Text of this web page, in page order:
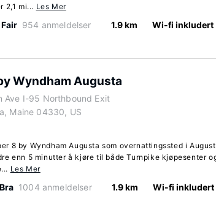
2,1 mi... Les Mer
Fair 954 anmeldelser 1.9 km Wi-fi inkludert
Wyndham Augusta
Ave I-95 Northbound Exit
Maine 04330, US
8 by Wyndham Augusta som overnattingssted i
enn 5 minutter å kjøre til både Turnpike kjøpesenter
Les Mer
Bra 1004 anmeldelser 1.9 km Wi-fi inkludert